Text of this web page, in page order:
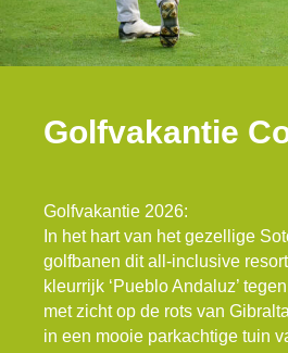
Golfvakantie
Golfvakantie 2026:
In het hart van het gezellige
golfbanen dit all-inclusive
kleurrijk ‘Pueblo Andaluz’
met zicht op de rots van
in een mooie parkachtige tuin